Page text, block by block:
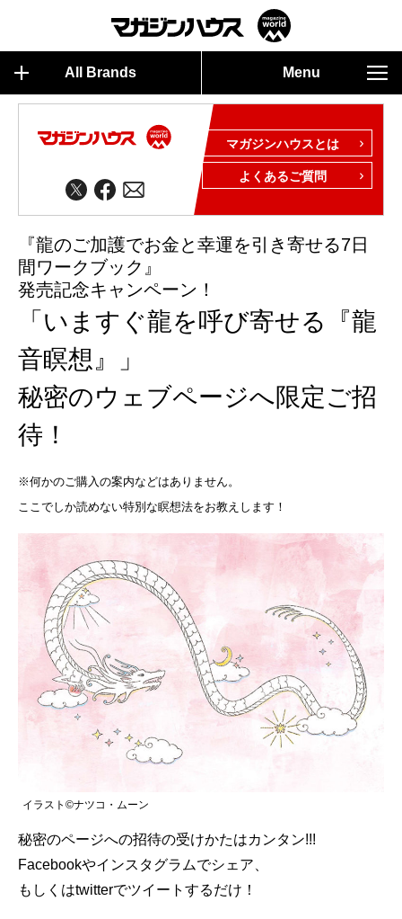
All Brands Menu
マガジンハウスとは
よくあるご質問
『龍のご加護でお金と幸運を引き寄せる7日
間ワークブック』
発売記念キャンペーン！
「いますぐ龍を呼び寄せる『龍
音瞑想』」
秘密のウェブページへ限定ご招
待！
※何かのご購入の案内などはありません。
ここでしか読めない特別な瞑想法をお教えします！
イラスト©ナツコ・ムーン
秘密のページへの招待の受けかたはカンタン!!!
Facebookやインスタグラムでシェア、
もしくはtwitterでツイートするだけ！